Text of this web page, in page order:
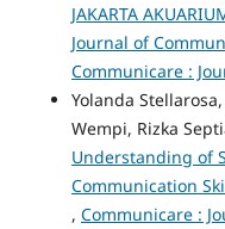
JAKARTA
Journal of
Communicare :
Yolanda
Wempi, Rizka
Understanding of
Communication
, Communicare :